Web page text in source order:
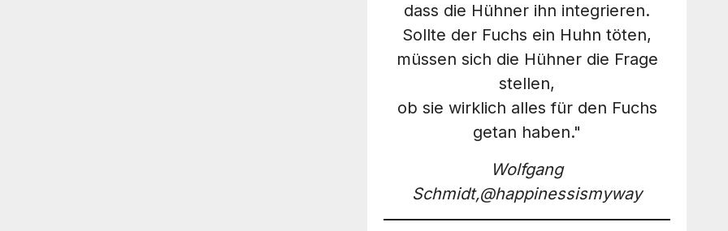
dass die Hühner ihn integrieren.
Sollte der Fuchs ein Huhn töten,
müssen sich die Hühner die Frage
stellen,
ob sie wirklich alles für den Fuchs
getan haben."
Wolfgang
Schmidt,@happinessismyway